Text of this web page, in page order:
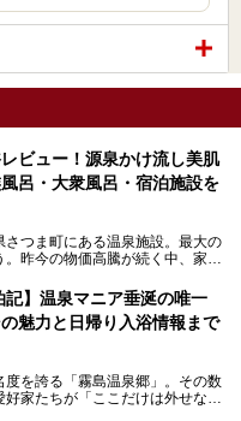
ビュー！源泉かけ流し美肌
呂・大衆風呂・宿泊施設を
さつま町にある温泉施設。最大の
昨今の物価高騰が続く中、家族
格を維持。
のツルツル美肌湯を堪能できる
全国の温泉を巡った筆者の経
も決して過言ではありません。
族風呂・大衆風呂・宿泊施設に
す！
記】温泉マニア垂涎の唯一
魅力と日帰り入浴情報まで
度を誇る「霧島温泉郷」。その数
家たちが「ここだけは外せな